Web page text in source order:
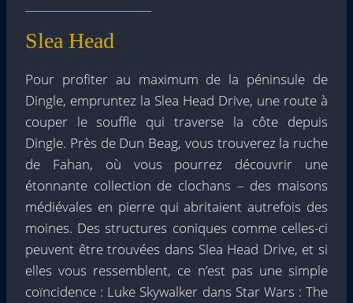
Slea Head
Pour profiter au maximum de la péninsule de
Dingle, empruntez la Slea Head Drive, une route à
couper le souffle qui traverse la côte depuis
Dingle. Près de Dun Beag, vous trouverez la ruche
de Fahan, où vous pourrez découvrir une
étonnante collection de clochans – des maisons
médiévales en pierre qui abritaient autrefois des
moines. Des structures coniques comme celles-ci
peuvent être trouvées dans Slea Head Drive, et si
elles vous ressemblent, ce n’est pas une simple
coïncidence : Luke Skywalker dans Star Wars : The